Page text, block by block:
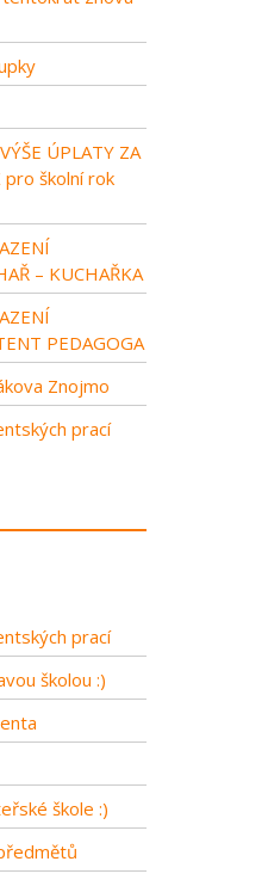
ÚPLATY ZA
pro školní rok
– KUCHAŘKA
PEDAGOGA
Znojmo
prací
prací
školou :)
škole :)